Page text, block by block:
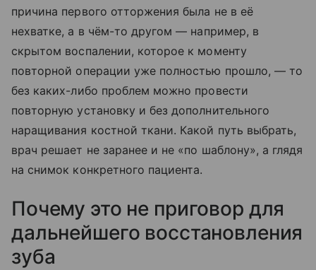
причина первого отторжения была не в её
нехватке, а в чём-то другом — например, в
скрытом воспалении, которое к моменту
повторной операции уже полностью прошло, — то
без каких-либо проблем можно провести
повторную установку и без дополнительного
наращивания костной ткани. Какой путь выбрать,
врач решает не заранее и не «по шаблону», а глядя
на снимок конкретного пациента.
Почему это не приговор для
дальнейшего восстановления
зуба